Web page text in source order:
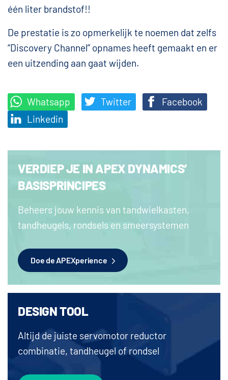
één liter brandstof!!
De prestatie is zo opmerkelijk te noemen dat zelfs
“Discovery Channel” opnames heeft gemaakt en er
een uitzending aan gaat wijden.
Whatsapp Twitter
Facebook
Linkedin
VERDIEP JE IN APEX DYNAMICS’
BASISPRINCIPES
Beheers jouw kennis van tandwielkasten,
tandheugels, rondsels en smeersystemen
Doe de APEXperience
DESIGN TOOL
Altijd de juiste servomotor reductor
combinatie, tandheugel of rondsel